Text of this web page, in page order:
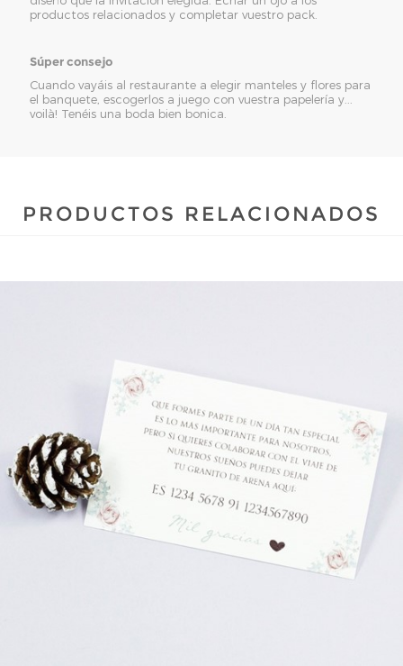
productos relacionados y completar vuestro pack.
Súper consejo
Cuando vayáis al restaurante a elegir manteles y flores para
el banquete, escogerlos a juego con vuestra papelería y...
voilà! Tenéis una boda bien bonica.
PRODUCTOS RELACIONADOS